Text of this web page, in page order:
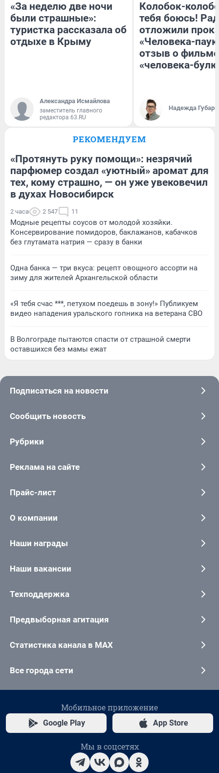
«За неделю две ночи
были страшные»:
туристка рассказала об
отдыхе в Крыму
Александра Исмайлова
заместитель главного
редактора 63.RU
Колобок-
тебя боюсь!
отложили
«Человека-
отзыв о
«человека-
Надежда Губарь
РЕКОМЕНДУЕМ
«Протянуть руку помощи»: незрячий
парфюмер создал «уютный» аромат для
тех, кому страшно, — он уже увековечил
в духах Новосибирск
2 часа 2 547 11
Модные рецепты соусов от молодой хозяйки.
Консервирование помидоров, баклажанов, кабачков
без глутамата натрия — сразу в банки
Одна банка — три вкуса: рецепт овощного ассорти на
зиму для жителей Архангельской области
«Я тебя счас ***, петухом поедешь в зону!» Публикуем
видео нападения уральского гопника на ветерана СВО
В Волгограде пытаются спасти от страшной смерти
оставшихся без мамы ежат
Подписаться на новости
Сообщить новость
Рубрики
Реклама на сайте
Прайс-лист
О компании
Наши награды
Наши вакансии
Техподдержка
Предвыборная агитация
Статистика канала в MAX
Все города сети
Мобильное приложение
Google Play App Store
Мы в соцсетях